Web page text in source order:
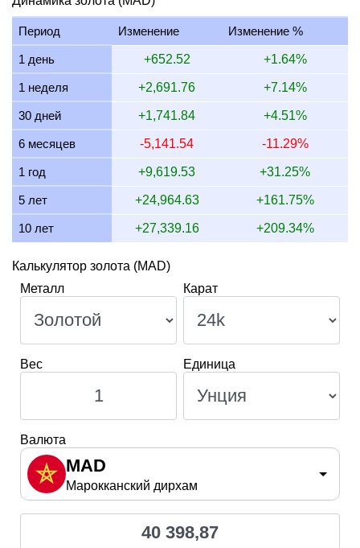
15 июля 2026 15,823.31 508,719.28
14 июля 2026 15,829.50 508.92 508,918.41
13 июля 2026 15,530.36 499.30 499,301.05
12 июля 2026 16,047.31 515.92 515,921.06
11 июля 2026 16,047.31 515.92 515,921.06
10 июля 2026 15,987.85 514.01 514,009.32
Период Изменение Изменение %
1 день +652.52 +1.64%
1 неделя +2,691.76 +7.14%
30 дней +1,741.84 +4.51%
6 месяцев -5,141.54 -11.29%
1 год +9,619.53 +31.25%
5 лет +24,964.63 +161.75%
10 лет +27,339.16 +209.34%
Калькулятор золота (MAD)
Металл
Карат
Вес Единица
Валюта
MAD
Марокканский дирхам
40 398,87